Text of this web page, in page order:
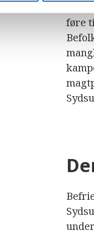
føre